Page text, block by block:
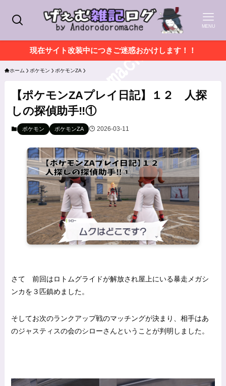
MENU
現在サイト改装中につきご迷惑おかけします！！
ホーム ポケモン ポケモンZA
【ポケモンZAプレイ日記】１２ 人探
しの探偵助手‼①
ポケモン ポケモンZA 2026-03-11
さて 前回はロトムグライドが解放され屋上にいる暴走メガシ
ンカを３匹鎮めました。
そしてお次のランクアップ戦のマッチングが決まり、相手はあ
のジャスティスの会のシローさんということが判明しました。